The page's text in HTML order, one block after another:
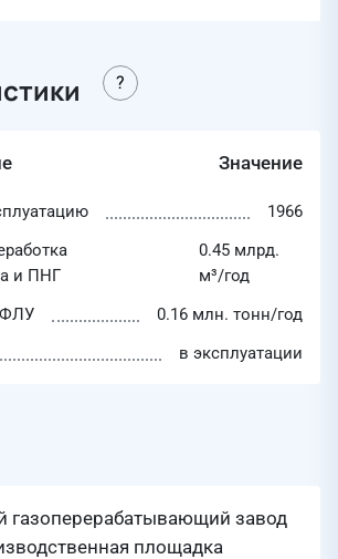
Значение
1966
и ПНГ
0.45 млрд.
м³/год
0.16 млн. тонн/год
в эксплуатации
газоперерабатывающий завод
площадка